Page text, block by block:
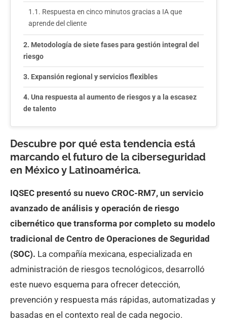
Respuesta en cinco minutos gracias a IA que
aprende del cliente
Metodología de siete fases para gestión integral del
riesgo
Expansión regional y servicios flexibles
Una respuesta al aumento de riesgos y a la escasez
de talento
Descubre por qué esta tendencia está
marcando el futuro de la ciberseguridad
en México y Latinoamérica.
IQSEC presentó su nuevo CROC-RM7, un servicio
avanzado de análisis y operación de riesgo
cibernético que transforma por completo su modelo
tradicional de Centro de Operaciones de Seguridad
(SOC). La compañía mexicana, especializada en
administración de riesgos tecnológicos, desarrolló
este nuevo esquema para ofrecer detección,
prevención y respuesta más rápidas, automatizadas y
basadas en el contexto real de cada negocio.